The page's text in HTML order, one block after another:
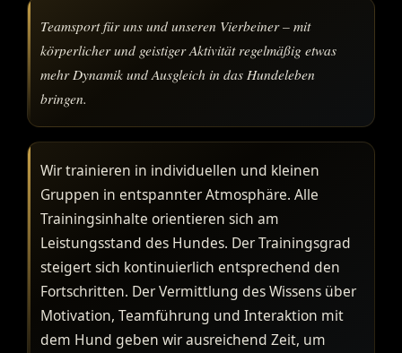
Teamsport für uns und unseren Vierbeiner – mit
körperlicher und geistiger Aktivität regelmäßig etwas
mehr Dynamik und Ausgleich in das Hundeleben
bringen.
Wir trainieren in individuellen und kleinen
Gruppen in entspannter Atmosphäre. Alle
Trainingsinhalte orientieren sich am
Leistungsstand des Hundes. Der Trainingsgrad
steigert sich kontinuierlich entsprechend den
Fortschritten. Der Vermittlung des Wissens über
Motivation, Teamführung und Interaktion mit
dem Hund geben wir ausreichend Zeit, um